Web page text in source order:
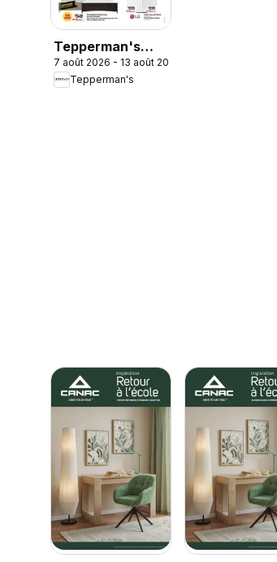
Tepperman's
weekly flyer /
circulaire
7 août 2026 - 13 août 2026
Tepperman's